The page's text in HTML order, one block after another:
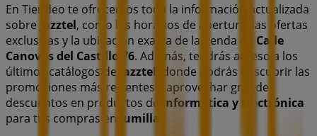
En Tiendeo te ofrecemos toda la información actualizada
sobre
Jazztel, como los horarios de apertura, las ofertas
exclusivas y la ubicación exacta de la tienda en Calle
Canovas del Castillo 76. Además, tendrás acceso a los
últimos catálogos de
Jazztel , donde podrás descubrir las
promociones más recientes y aprovechar grandes
descuentos en productos de
Informática y Electrónica
para tus compras en
Jumilla